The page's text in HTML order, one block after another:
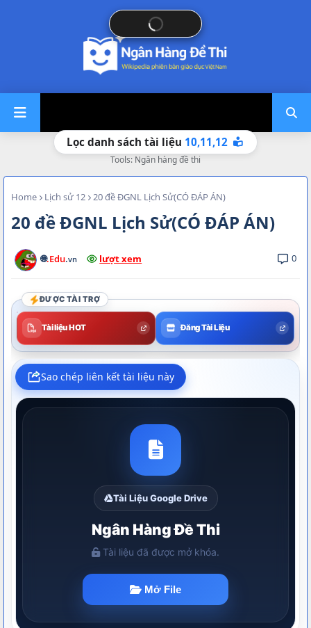
Lọc danh sách tài liệu 10,11,12
Tools: Ngân hàng đề thi
Home Lịch sử 12 20 đề ĐGNL Lịch Sử(CÓ ĐÁP ÁN)
20 đề ĐGNL Lịch Sử(CÓ ĐÁP ÁN)
🌐.Edu.vn lượt xem 0
ĐƯỢC TÀI TRỢ
Tài liệu HOT Đăng Tài Liệu